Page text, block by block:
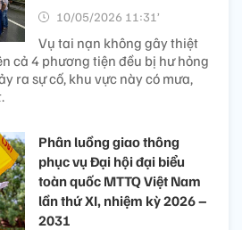
10/05/2026 11:31’
Vụ tai nạn không gây thiệt
cả 4 phương tiện đều bị hư hỏng
ra sự cố, khu vực này có mưa,
Phân luồng giao thông
phục vụ Đại hội đại biểu
toàn quốc MTTQ Việt Nam
lần thứ XI, nhiệm kỳ 2026 –
2031